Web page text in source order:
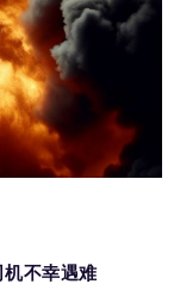
机不幸遇难